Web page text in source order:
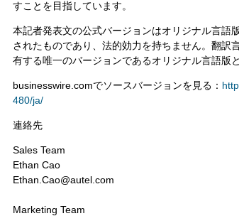
すことを目指しています。
本記者発表文の公式バージョンはオリジナル言語
されたものであり、法的効力を持ちません。翻訳
有する唯一のバージョンであるオリジナル言語版
businesswire.comでソースバージョンを見る：
480/ja/
連絡先
Sales Team
Ethan Cao
Ethan.Cao@autel.com
Marketing Team